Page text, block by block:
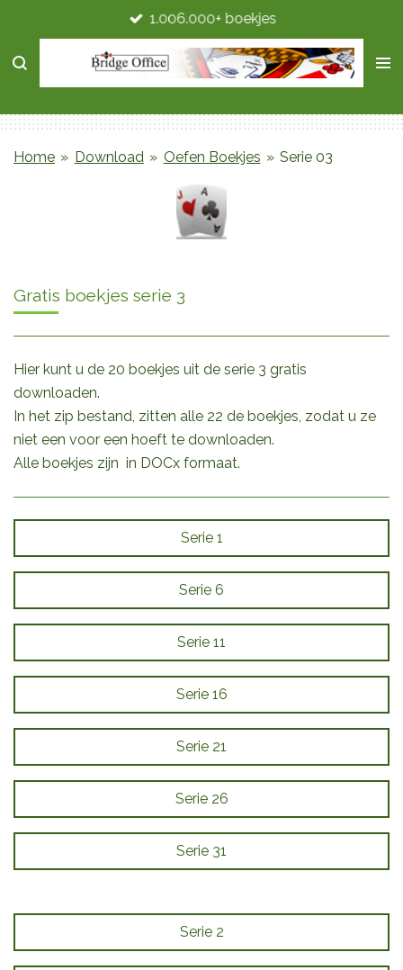
direct
naar
hoofdinhoud
1.006.000+ boekjes
Home » Download » Oefen Boekjes » Serie 03
Gratis boekjes serie 3
Hier kunt u de 20 boekjes uit de serie 3 gratis
downloaden.
In het zip bestand, zitten alle 22 de boekjes, zodat u ze
niet een voor een hoeft te downloaden.
Alle boekjes zijn in DOCx formaat.
Serie 1
Serie 6
Serie 11
Serie 16
Serie 21
Serie 26
Serie 31
Serie 2